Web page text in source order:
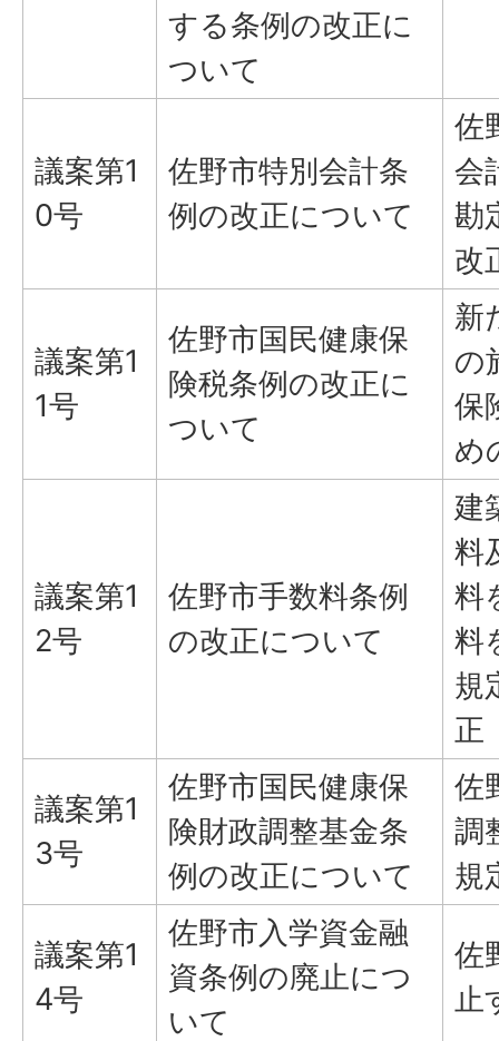
する条例の改正に
ついて
議案第1
0号
佐野市特別会計条
例の改正について
佐
会
勘
改
議案第1
1号
佐野市国民健康保
険税条例の改正に
ついて
新
の
保
め
議案第1
2号
佐野市手数料条例
の改正について
建
料
料
料
規
正
議案第1
3号
佐野市国民健康保
険財政調整基金条
例の改正について
佐
調
規
議案第1
4号
佐野市入学資金融
資条例の廃止につ
いて
佐
止